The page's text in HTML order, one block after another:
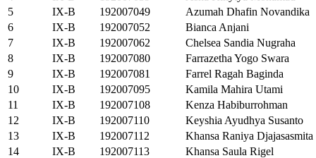
5
IX-B 192007049
Azumah Dhafin Novandika
6
IX-B 192007052
Bianca Anjani
7
IX-B 192007062
Chelsea Sandia Nugraha
8
IX-B 192007080
Farrazetha Yogo Swara
9
IX-B 192007081
Farrel Ragah Baginda
10
IX-B 192007095
Kamila Mahira Utami
11
IX-B 192007108
Kenza Habiburrohman
12
IX-B 192007110
Keyshia Ayudhya Susanto
13
IX-B 192007112
Khansa Raniya Djajasasmita
14
IX-B 192007113
Khansa Saula Rigel